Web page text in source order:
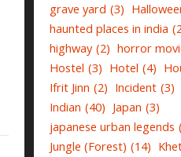
grave yard (3)
haunted places in india
highway (2) horror
Hostel (3) Hotel (4)
Ifrit Jinn (2) Incident (3)
Indian (40) Japan (3)
japanese urban legends
Jungle (Forest) (14)